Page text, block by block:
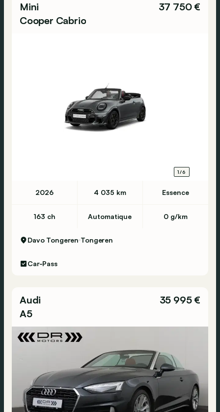
Mini
Cooper Cabrio
37 750 €
1/6
2026 4 035 km Essence
163 ch Automatique 0 g/km
Davo Tongeren Tongeren
Car-Pass
Audi
A5
35 995 €